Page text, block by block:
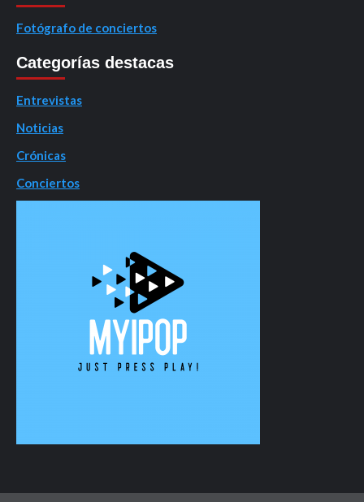
Fotógrafo de conciertos
Categorías destacas
Entrevistas
Noticias
Crónicas
Conciertos